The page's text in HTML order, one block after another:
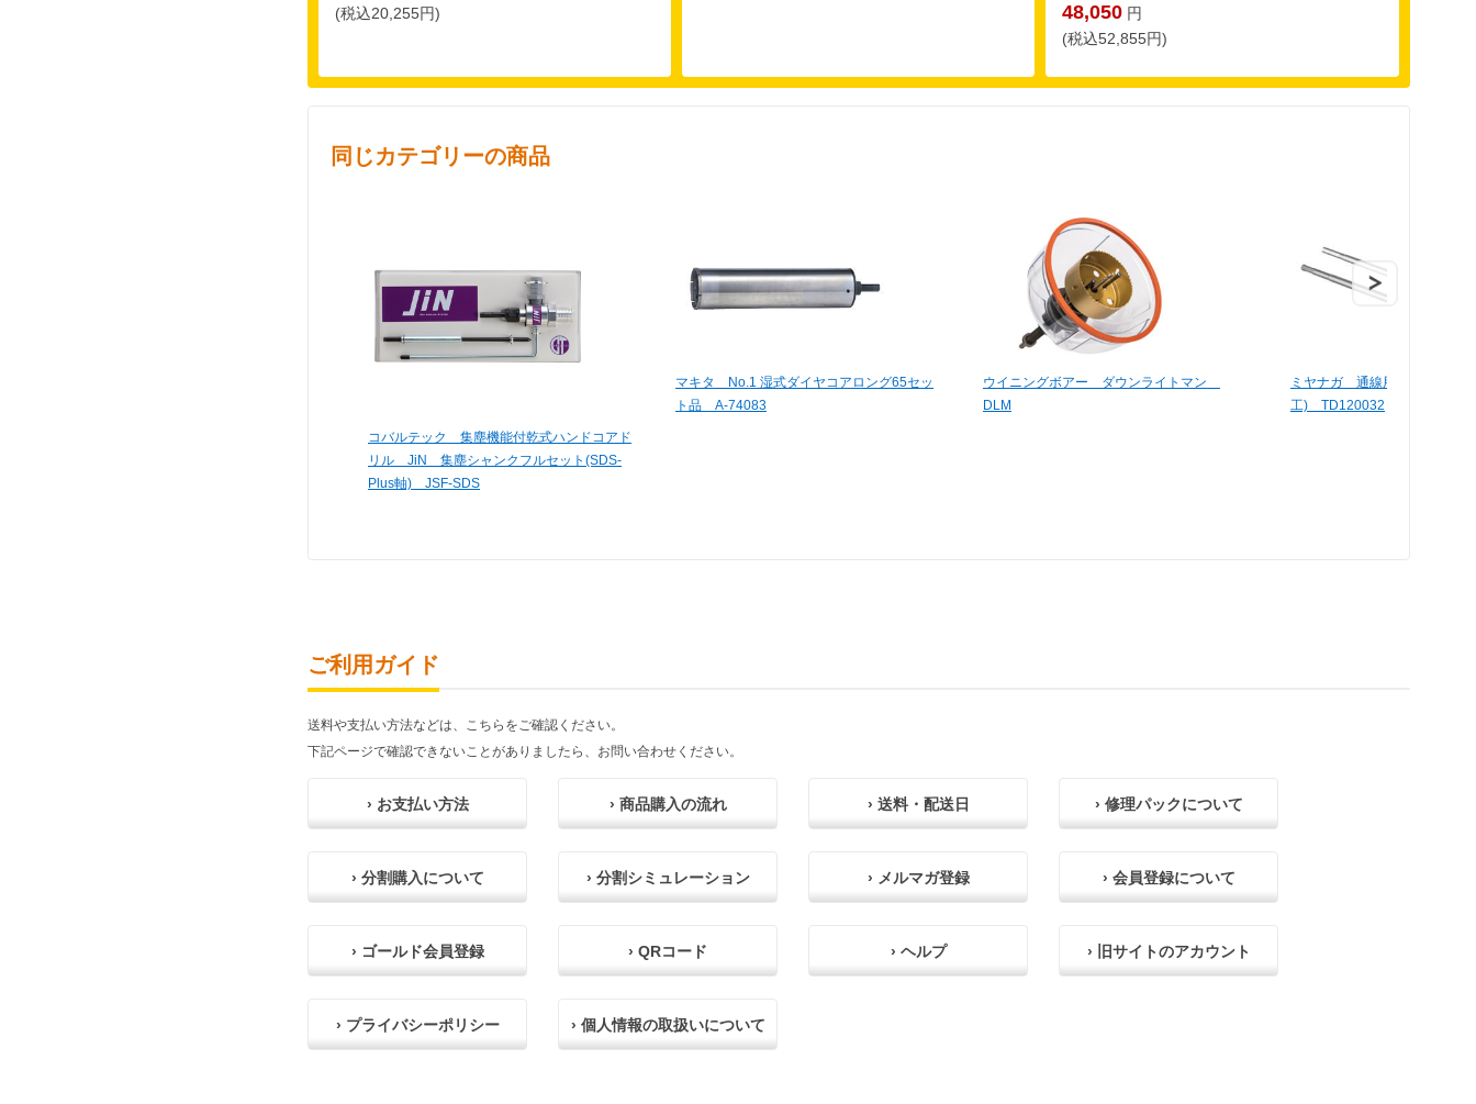
(税込20,255円)
48,050 円
(税込52,855円)
同じカテゴリーの商品
コバルテック 集塵機能付乾式ハンドコアド
リル JiN 集塵シャンクフルセット(SDS-
Plus軸) JSF-SDS
マキタ No.1 湿式ダイヤコアロング65セッ
ト品 A-74083
ウイニングボアー ダウンライトマン
DLM
ミヤナガ 通線用ドリルスト
工) TD120032
ご利用ガイド
送料や支払い方法などは、こちらをご確認ください。
下記ページで確認できないことがありましたら、お問い合わせください。
› お支払い方法 › 商品購入の流れ › 送料・配送日 › 修理パックについて
› 分割購入について › 分割シミュレーション › メルマガ登録 › 会員登録について
› ゴールド会員登録 › QRコード › ヘルプ › 旧サイトのアカウント
› プライバシーポリシー › 個人情報の取扱いについて